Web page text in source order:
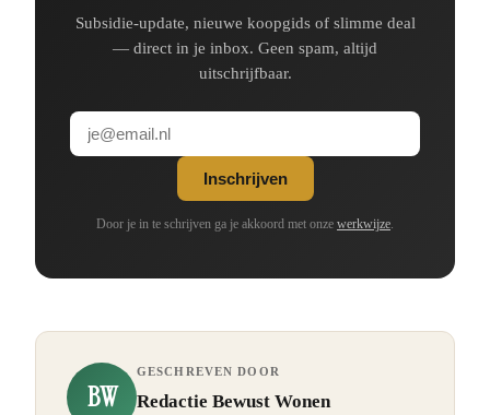
Subsidie-update, nieuwe koopgids of slimme deal
— direct in je inbox. Geen spam, altijd
uitschrijfbaar.
Inschrijven
Door je in te schrijven ga je akkoord met onze werkwijze
BW
GESCHREVEN DOOR
Redactie Bewust Wonen